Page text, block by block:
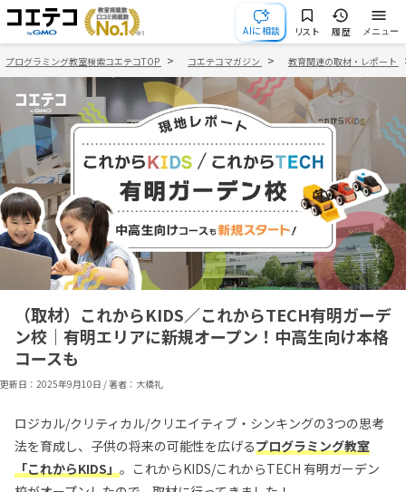
AIに相談 リスト 履歴 メニュー
プログラミング教室検索コエテコTOP コエテコマガジン 教育関連の取材・レポート
（取材）これからKIDS／これからTECH有明ガーデ
ン校｜有明エリアに新規オープン！中高生向け本格
コースも
更新日： 2025年9月10日 /著者：大橋礼
ロジカル/クリティカル/クリエイティブ・シンキングの3つの思考
法を育成し、子供の将来の可能性を広げるプログラミング教室
「これからKIDS」。これからKIDS/これからTECH 有明ガーデン